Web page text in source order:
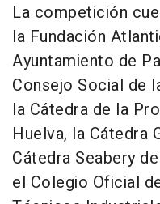
La competición
la Fundación
Ayuntamiento de
Consejo Social de
la Cátedra de la
Huelva, la Cátedra
Cátedra Seabery
el Colegio Oficial